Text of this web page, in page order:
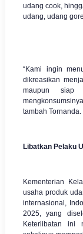
udang cook,
udang, udang
“Kami ingin
dikreasikan
maupun siap
tambah Tornanda.
Libatkan Pelaku
Kementerian
usaha produk
internasional,
2025, yang
Keterlibatan ini